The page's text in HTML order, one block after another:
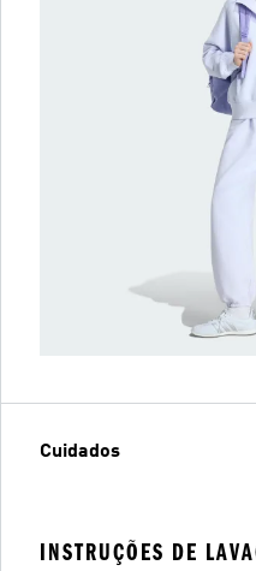
Cuidados
INSTRUÇÕES DE